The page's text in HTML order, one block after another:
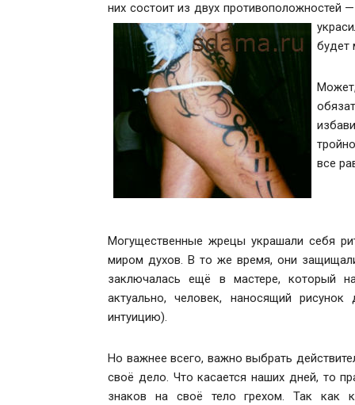
них состоит из двух противоположностей
будет
все
Могущественные жрецы украшали себя
миром духов. В то же время, они
заключалась ещё в мастере, который
актуально, человек, наносящий
интуицию).
Но важнее всего, важно выбрать
своё дело. Что касается наших дней, то
знаков на своё тело грехом. Так как